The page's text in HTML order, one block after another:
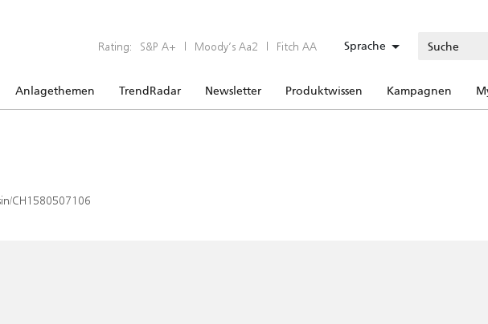
Rating: S&P A+ | Moody’s Aa2 | Fitch AA Sprache
Anlagethemen TrendRadar Newsletter Produktwissen Kampagnen
CH1580507106